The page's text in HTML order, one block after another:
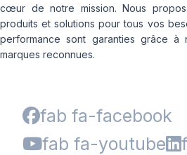
cœur de notre mission. Nous
produits et solutions pour tous vos
performance sont garanties grâce à
marques reconnues.
fab fa-facebook
fab fa-youtube